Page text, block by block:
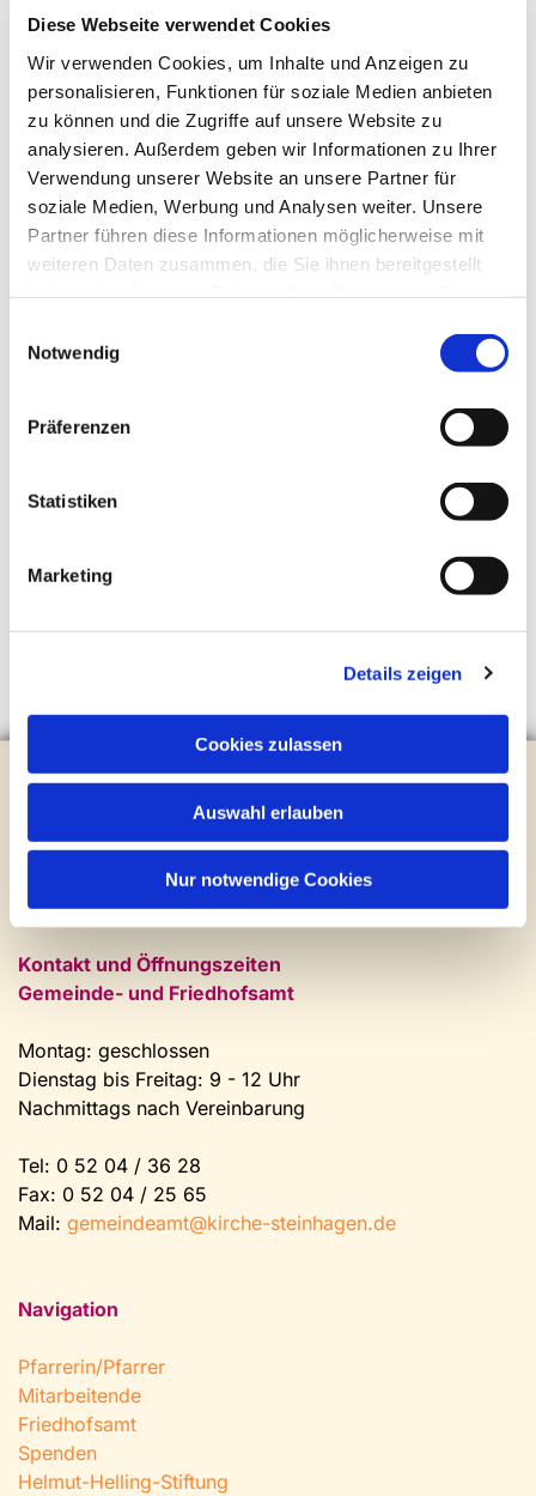
Diese Webseite verwendet Cookies
Wir verwenden Cookies, um Inhalte und Anzeigen zu
personalisieren, Funktionen für soziale Medien anbieten
zu können und die Zugriffe auf unsere Website zu
analysieren. Außerdem geben wir Informationen zu Ihrer
Verwendung unserer Website an unsere Partner für
soziale Medien, Werbung und Analysen weiter. Unsere
Partner führen diese Informationen möglicherweise mit
weiteren Daten zusammen, die Sie ihnen bereitgestellt
Notwendig
Präferenzen
Statistiken
Marketing
Details zeigen
Cookies zulassen
Auswahl erlauben
Nur notwendige Cookies
jeden Montag 15:00 bis 17:00 Uhr,
wöchentlich,
im Dietrich-Bonhoeffer-Haus
Eine Anmeldung ist nicht erforderlich.
Weitere Informationen zum Training erhalten Sie
bei Herr Borgstedt Tel.: 0175 / 43 21 85 5
Evangelische Kirchengemeinde Steinhagen
Brockhagener Straße 28 | 33803 Steinhagen
Mail:
Newsletter abonnieren
Kontakt und Öffnungszeiten
Gemeinde- und Friedhofsamt
Montag: geschlossen
Dienstag bis Freitag: 9 - 12 Uhr
Nachmittags nach Vereinbarung
Tel: 0 52 04 / 36 28
Fax: 0 52 04 / 25 65
Mail: gemeindeamt@kirche-steinhagen.de
Navigation
Pfarrerin/Pfarrer
Mitarbeitende
Friedhofsamt
Spenden
Helmut-Helling-Stiftung